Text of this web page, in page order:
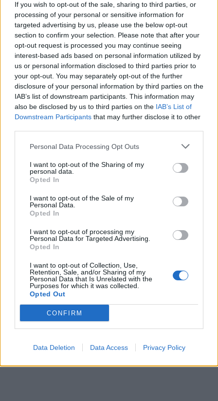
If you wish to opt-out of the sale, sharing to third parties, or
processing of your personal or sensitive information for
targeted advertising by us, please use the below opt-out
section to confirm your selection. Please note that after your
opt-out request is processed you may continue seeing
interest-based ads based on personal information utilized by
us or personal information disclosed to third parties prior to
your opt-out. You may separately opt-out of the further
disclosure of your personal information by third parties on the
IAB’s list of downstream participants. This information may
also be disclosed by us to third parties on the IAB’s List of
Downstream Participants that may further disclose it to other
Personal Data Processing Opt Outs
I want to opt-out of the Sharing of my
personal data.
Opted In
I want to opt-out of the Sale of my
Personal Data.
Opted In
I want to opt-out of processing my
Personal Data for Targeted Advertising.
Opted In
I want to opt-out of Collection, Use,
Retention, Sale, and/or Sharing of my
Personal Data that Is Unrelated with the
Purposes for which it was collected.
Opted Out
CONFIRM
Data Deletion Data Access Privacy Policy
Η διάρκεια των συμπτωμάτων μπορεί να σας
βοηθήσουν να λύσετε το μυστήριο.Η αιφνίδια
εμφάνισή τους και η μικρή διάρκεια είναι
πιθανότερονα αποτελούν ενδείξεις της
λοίμωξης που προκαλεί ο κορωνοϊός.
Οι άνθρωποι με αλλεργία στη γύρη έχουν
συμπτώματα που εξελίσσονται σε διάστημα δύο-
τριών εβδομάδων. Οι ασθενείς με Covid-19 συνήθως
έχουν συμπτώματα που εμφανίζονται αιφνιδίως και
εξελίσσονται σε διάστημα δύο-τριών ημερών»,
αναφέρει ο Dr. Levitin.
Σε κάθε περίπτωση, αν ούτε με αυτό το κριτήριο
μπορείτε να βγάλετε άκρη,
μην διστάσετε να
απευθυνθείτε σε έναν γιατρό
Ο κορωνοϊός εξακολουθεί να βρίσκεται παντού
γύρω μας και πρέπει να βρισκόμαστε σε συνεχή
εγρήγορση. Όποιος έχει συμπτώματα για δυο-τρεις
μέρες τα οποία του είναι πρωτόγνωρα, πρέπει να
πρέπει να κάνει τεστ για κορωνοϊό», καταλήγει.